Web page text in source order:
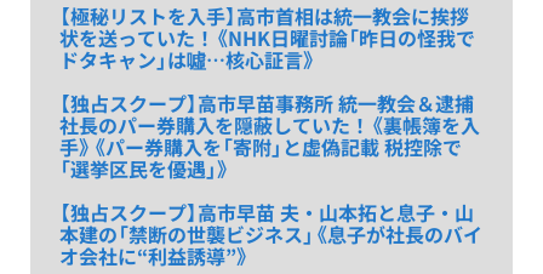
【極秘リストを入手】高市首相は統一教会に挨拶
状を送っていた！《NHK日曜討論「昨日の怪我で
ドタキャン」は噓…核心証言》
【独占スクープ】高市早苗事務所 統一教会＆逮捕
社長のパー券購入を隠蔽していた！《裏帳簿を入
手》《パー券購入を「寄附」と虚偽記載 税控除で
「選挙区民を優遇」》
【独占スクープ】高市早苗 夫・山本拓と息子・山
本建の「禁断の世襲ビジネス」《息子が社長のバイ
オ会社に“利益誘導”》